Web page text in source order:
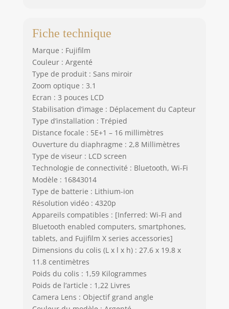
Fiche technique
Marque : Fujifilm
Couleur : Argenté
Type de produit : Sans miroir
Zoom optique : 3.1
Ecran : 3 pouces LCD
Stabilisation d’image : Déplacement du Capteur
Type d’installation : Trépied
Distance focale : 5E+1 – 16 millimètres
Ouverture du diaphragme : 2,8 Millimètres
Type de viseur : LCD screen
Technologie de connectivité : Bluetooth, Wi-Fi
Modèle : 16843014
Type de batterie : Lithium-ion
Résolution vidéo : 4320p
Appareils compatibles : [Inferred: Wi-Fi and
Bluetooth enabled computers, smartphones,
tablets, and Fujifilm X series accessories]
Dimensions du colis (L x l x h) : 27.6 x 19.8 x
11.8 centimètres
Poids du colis : 1,59 Kilogrammes
Poids de l’article : 1,22 Livres
Camera Lens : Objectif grand angle